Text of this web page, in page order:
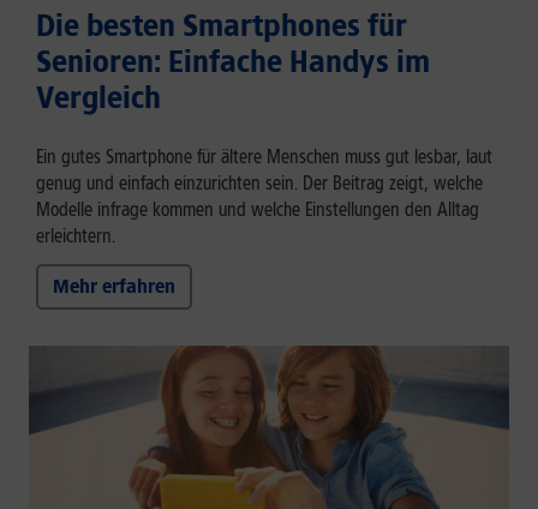
Die besten Smartphones für
Senioren: Einfache Handys im
Vergleich
Ein gutes Smartphone für ältere Menschen muss gut lesbar, laut
genug und einfach einzurichten sein. Der Beitrag zeigt, welche
Modelle infrage kommen und welche Einstellungen den Alltag
erleichtern.
Mehr erfahren